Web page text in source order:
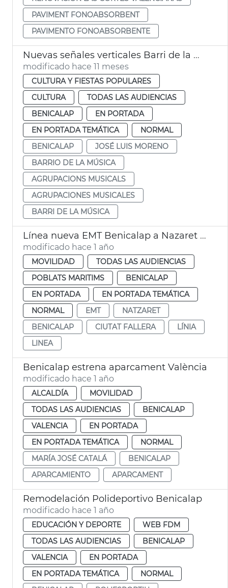
PAVIMENT FONOABSORBENT
PAVIMENTO FONOABSORBENTE
Nuevas señales verticales Barri de la Música Benicalap
modificado hace 11 meses
CULTURA Y FIESTAS POPULARES
CULTURA
TODAS LAS AUDIENCIAS
BENICALAP
EN PORTADA
EN PORTADA TEMÁTICA
NORMAL
BENICALAP
JOSÉ LUIS MORENO
BARRIO DE LA MÚSICA
AGRUPACIONS MUSICALS
AGRUPACIONES MUSICALES
BARRI DE LA MÚSICA
Línea nueva EMT Benicalap a Nazaret València
modificado hace 1 año
MOVILIDAD
TODAS LAS AUDIENCIAS
POBLATS MARITIMS
BENICALAP
EN PORTADA
EN PORTADA TEMÁTICA
NORMAL
EMT
NATZARET
BENICALAP
CIUTAT FALLERA
LÍNIA
LINEA
Benicalap estrena aparcament València
modificado hace 1 año
ALCALDÍA
MOVILIDAD
TODAS LAS AUDIENCIAS
BENICALAP
VALENCIA
EN PORTADA
EN PORTADA TEMÁTICA
NORMAL
MARÍA JOSÉ CATALÁ
BENICALAP
APARCAMIENTO
APARCAMENT
Remodelación Polideportivo Benicalap
modificado hace 1 año
EDUCACIÓN Y DEPORTE
WEB FDM
TODAS LAS AUDIENCIAS
BENICALAP
VALENCIA
EN PORTADA
EN PORTADA TEMÁTICA
NORMAL